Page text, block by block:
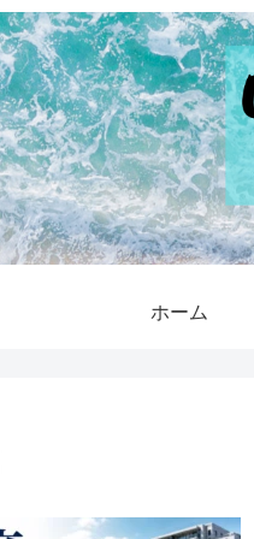
ホーム